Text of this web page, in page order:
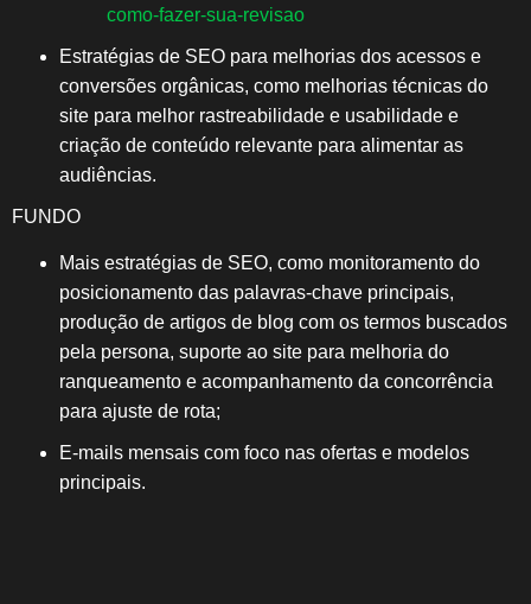
como-fazer-sua-revisao
Estratégias de SEO para melhorias dos acessos e
conversões orgânicas, como melhorias técnicas do
site para melhor rastreabilidade e usabilidade e
criação de conteúdo relevante para alimentar as
audiências.
FUNDO
Mais estratégias de SEO, como monitoramento do
posicionamento das palavras-chave principais,
produção de artigos de blog com os termos buscados
pela persona, suporte ao site para melhoria do
ranqueamento e acompanhamento da concorrência
para ajuste de rota;
E-mails mensais com foco nas ofertas e modelos
principais.